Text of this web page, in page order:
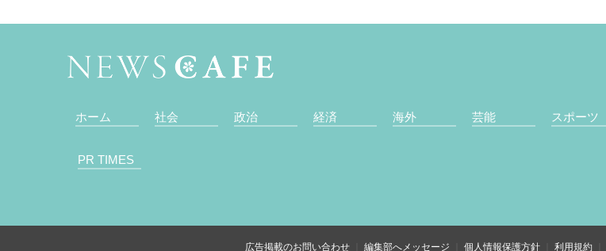
ホーム 社会 政治 経済 海外 芸能 スポーツ
PR TIMES
広告掲載のお問い合わせ 編集部へメッセージ 個人情報保護方針 利用規約